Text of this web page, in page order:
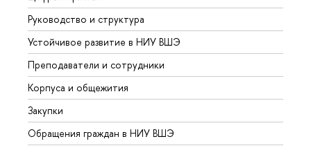
Руководство и структура
Устойчивое развитие в НИУ ВШЭ
Преподаватели и сотрудники
Корпуса и общежития
Закупки
Обращения граждан в НИУ ВШЭ